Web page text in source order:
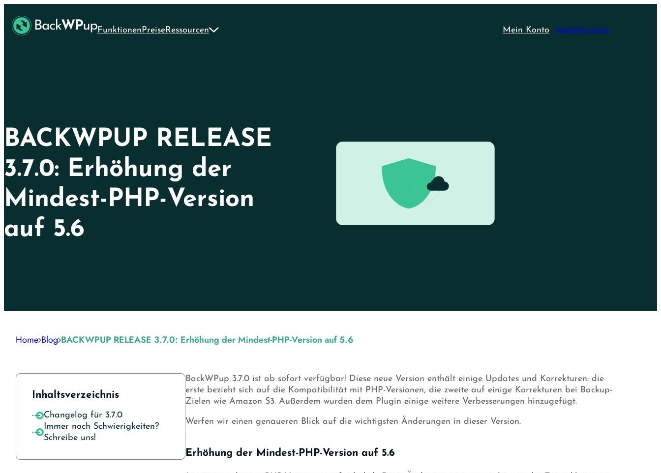
main
content
Funktionen PreiseRessourcen Mein Konto BackWPup holen
BACKWPUP RELEASE
3.7.0: Erhöhung der
Mindest-PHP-Version
auf 5.6
Home Blog BACKWPUP RELEASE 3.7.0: Erhöhung der Mindest-PHP-Version auf 5.6
Inhaltsverzeichnis
Changelog für 3.7.0
Immer noch Schwierigkeiten?
Schreibe uns!
BackWPup 3.7.0 ist ab sofort verfügbar! Diese neue Version enthält einige Updates und Korrekturen: die
erste bezieht sich auf die Kompatibilität mit PHP-Versionen, die zweite auf einige Korrekturen bei Backup-
Zielen wie Amazon S3. Außerdem wurden dem Plugin einige weitere Verbesserungen hinzugefügt.
Werfen wir einen genaueren Blick auf die wichtigsten Änderungen in dieser Version.
Erhöhung der Mindest-PHP-Version auf 5.6